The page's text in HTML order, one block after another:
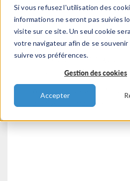
Si vous refusez l'utilisation des
informations ne seront pas suivies
visite sur ce site. Un seul cookie
votre navigateur afin de se souvenir
suivre vos préférences.
Gestion des cookies
Accepter
APERÇU
Thank you for joining us for
Food Engineering!
Access the presentations
archived format here.